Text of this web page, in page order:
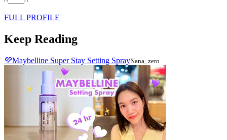
FULL PROFILE
Keep Reading
💜Maybelline Super Stay Setting SprayNana_zero